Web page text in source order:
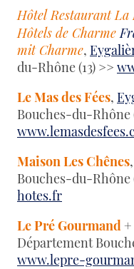
Hôtel Restaurant La
Hôtels de Charme
mit Charme,
du-Rhône (13) >>
Le Mas des Fées,
Bouches-du-Rhône
Maison Les Chênes,
Bouches-du-Rhône
hotes.fr
Le Pré Gourmand +
Département
www.lepre-